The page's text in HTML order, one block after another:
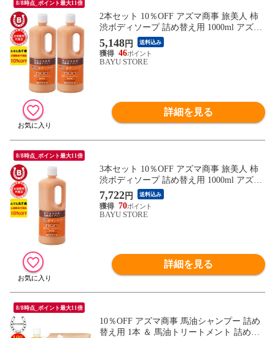
8/8時点_ポイント最大11倍
2本セット 10％OFF アズマ商事 旅美人 柿
渋ボディソープ 詰め替え用 1000ml アズマ
商事 加齢臭 体臭 ボディソープ 旅美人 柿
渋シリーズ アズマ商事体臭 アズマ商事柿
渋 詰替用 詰め替え 加齢臭対策 男性 女性
5,148円 送料込み
46
BAYU STORE
詳細を見る
8/8時点_ポイント最大11倍
3本セット 10％OFF アズマ商事 旅美人 柿
渋ボディソープ 詰め替え用 1000ml アズマ
商事 加齢臭 体臭 ボディソープ 旅美人 柿
渋シリーズ アズマ商事体臭 アズマ商事柿
渋 詰替用 詰め替え 加齢臭対策 男性 女性
7,722円 送料込み
70
BAYU STORE
詳細を見る
8/8時点_ポイント最大11倍
10％OFF アズマ商事 馬油シャンプー 詰め
替え用 1本 ＆ 馬油トリートメント 詰め替